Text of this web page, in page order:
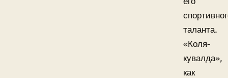
таланта.
«Коля-
кувалда»,
как